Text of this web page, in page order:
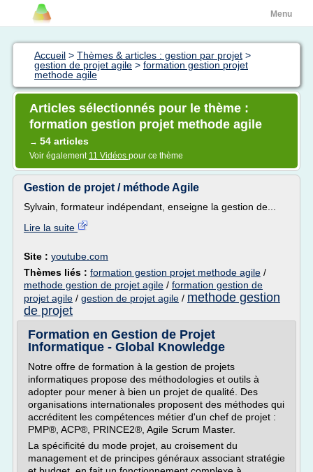
Menu
Accueil > Thèmes & articles : gestion par projet >
gestion de projet agile > formation gestion projet
methode agile
Articles sélectionnés pour le thème :
formation gestion projet methode agile
→ 54 articles
Voir également 11 Vidéos pour ce thème
Gestion de projet / méthode Agile
Sylvain, formateur indépendant, enseigne la gestion de...
Lire la suite
Site : youtube.com
Thèmes liés : formation gestion projet methode agile /
methode gestion de projet agile / formation gestion de
projet agile / gestion de projet agile / methode gestion
de projet
Formation en Gestion de Projet
Informatique - Global Knowledge
Notre offre de formation à la gestion de projets
informatiques propose des méthodologies et outils à
adopter pour mener à bien un projet de qualité. Des
organisations internationales proposent des méthodes qui
accréditent les compétences métier d'un chef de projet :
PMP®, ACP®, PRINCE2®, Agile Scrum Master.
La spécificité du mode projet, au croisement du
management et de principes généraux associant stratégie